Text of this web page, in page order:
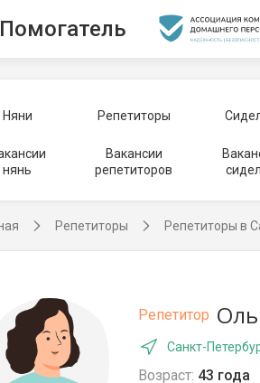
Помогатель
Няни Репетиторы
нянь
Вакансии
репетиторов
Репетиторы Репетиторы в
Репетитор
Санкт-
Возраст: 43 года